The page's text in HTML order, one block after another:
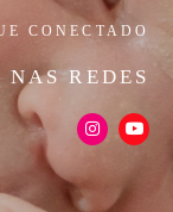
CONECTADO
REDES